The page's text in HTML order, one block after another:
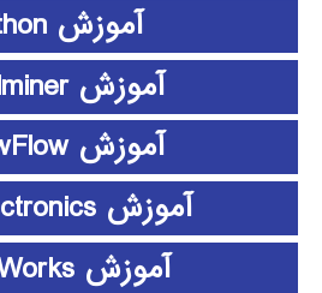
آموزش python
آموزش rapidminer
آموزش ShowFlow
آموزش SimElectronics
آموزش SolidWorks